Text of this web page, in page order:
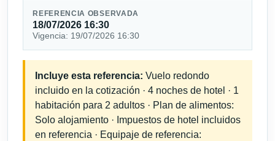
REFERENCIA OBSERVADA
18/07/2026 16:30
Vigencia: 19/07/2026 16:30
Incluye esta referencia: Vuelo redondo
incluido en la cotización · 4 noches de hotel · 1
habitación para 2 adultos · Plan de alimentos:
Solo alojamiento · Impuestos de hotel incluidos
en referencia · Equipaje de referencia: